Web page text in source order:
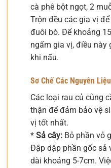
cà phê bột ngọt, 2
Trộn đều các gia vị
đuôi bò. Để khoảng
ngấm gia vị, điều
khi nấu.
Sơ Chế Các Nguyên
Các loại rau củ cũng
thận để đảm bảo vệ
vị tốt nhất.
* Sả cây: Bỏ phần vỏ
Đập dập phần gốc sả
dài khoảng 5-7cm.